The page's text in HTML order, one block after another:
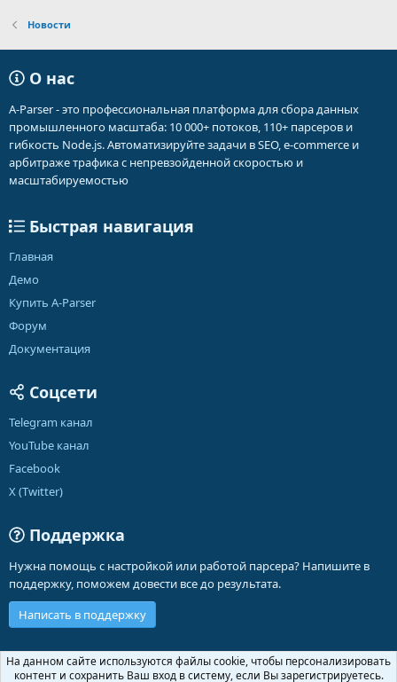
Новости
О нас
A-Parser - это профессиональная платформа для сбора данных
промышленного масштаба: 10 000+ потоков, 110+ парсеров и
гибкость Node.js. Автоматизируйте задачи в SEO, e-commerce и
арбитраже трафика с непревзойденной скоростью и
масштабируемостью
Быстрая навигация
Главная
Демо
Купить A-Parser
Форум
Документация
Соцсети
Telegram канал
YouTube канал
Facebook
X (Twitter)
Поддержка
Нужна помощь с настройкой или работой парсера? Напишите в
поддержку, поможем довести все до результата.
Написать в поддержку
Russian (RU)
На данном сайте используются файлы cookie, чтобы персонализировать
контент и сохранить Ваш вход в систему, если Вы зарегистрируетесь.